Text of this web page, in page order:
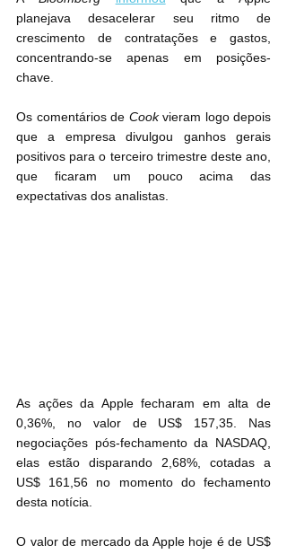
planejava desacelerar seu ritmo de
crescimento de contratações e gastos,
concentrando-se apenas em posições-
chave.
Os comentários de Cook vieram logo depois
que a empresa divulgou ganhos gerais
positivos para o terceiro trimestre deste ano,
que ficaram um pouco acima das
expectativas dos analistas.
As ações da Apple fecharam em alta de
0,36%, no valor de US$ 157,35. Nas
negociações pós-fechamento da NASDAQ,
elas estão disparando 2,68%, cotadas a
US$ 161,56 no momento do fechamento
desta notícia.
O valor de mercado da Apple hoje é de US$